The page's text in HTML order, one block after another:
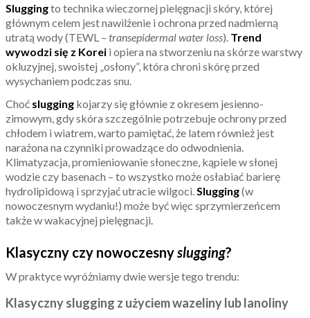
Sluggingto technika wieczornej pielęgnacji skóry, której
głównym celem jest nawilżenie i ochrona przed nadmierną
utratą wody (TEWL – transepidermal water loss). Trend
wywodzi się z Korei i opiera na stworzeniu na skórze warstwy
okluzyjnej, swoistej „osłony”, która chroni skórę przed
wysychaniem podczas snu.
Choć slugging kojarzy się głównie z okresem jesienno-
zimowym, gdy skóra szczególnie potrzebuje ochrony przed
chłodem i wiatrem, warto pamiętać, że latem również jest
narażona na czynniki prowadzące do odwodnienia.
Klimatyzacja, promieniowanie słoneczne, kąpiele w słonej
wodzie czy basenach – to wszystko może osłabiać barierę
hydrolipidową i sprzyjać utracie wilgoci.Slugging(w
nowoczesnym wydaniu!) może być więc sprzymierzeńcem
także w wakacyjnej pielęgnacji.
Klasyczny czy nowoczesnyslugging?
W praktyce wyróżniamy dwie wersje tego trendu:
Klasyczny slugging z użyciem wazeliny lub lanoliny